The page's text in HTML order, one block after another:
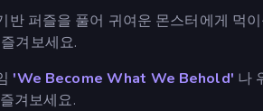
반 퍼즐을 풀어 귀여운 몬스터에게 먹
겨보세요.
'We Become What We Behold' 나
겨보세요.